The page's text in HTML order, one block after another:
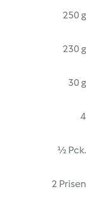
250 g
230 g
30 g
4
½ Pck.
2 Prisen